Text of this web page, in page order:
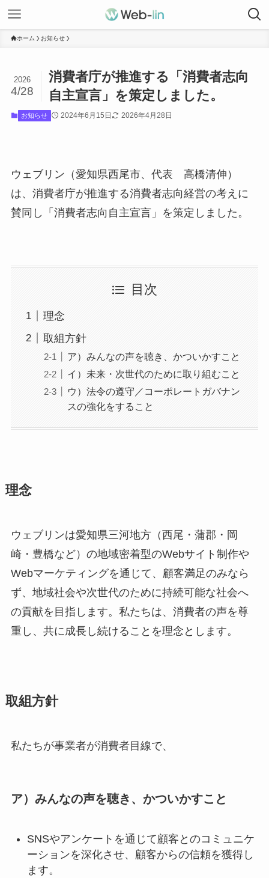
ホーム お知らせ
消費者庁が推進する「消費者志向
自主宣言」を策定しました。
2026
4/28
お知らせ 2024年6月15日 2026年4月28日
ウェブリン（愛知県西尾市、代表 高橋清伸）
は、消費者庁が推進する消費者志向経営の考えに
賛同し「消費者志向自主宣言」を策定しました。
目次
理念
取組方針
ア）みんなの声を聴き、かついかすこと
イ）未来・次世代のために取り組むこと
ウ）法令の遵守／コーポレートガバナン
スの強化をすること
理念
ウェブリンは愛知県三河地方（西尾・蒲郡・岡
崎・豊橋など）の地域密着型のWebサイト制作や
Webマーケティングを通じて、顧客満足のみなら
ず、地域社会や次世代のために持続可能な社会へ
の貢献を目指します。私たちは、消費者の声を尊
重し、共に成長し続けることを理念とします。
取組方針
私たちが事業者が消費者目線で、
ア）みんなの声を聴き、かついかすこと
SNSやアンケートを通じて顧客とのコミュニケ
ーションを深化させ、顧客からの信頼を獲得し
ます。